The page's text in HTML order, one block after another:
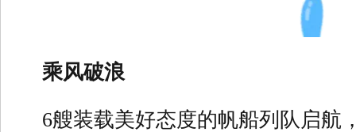
乘风破浪
6艘装载美好态度的帆船列队启航